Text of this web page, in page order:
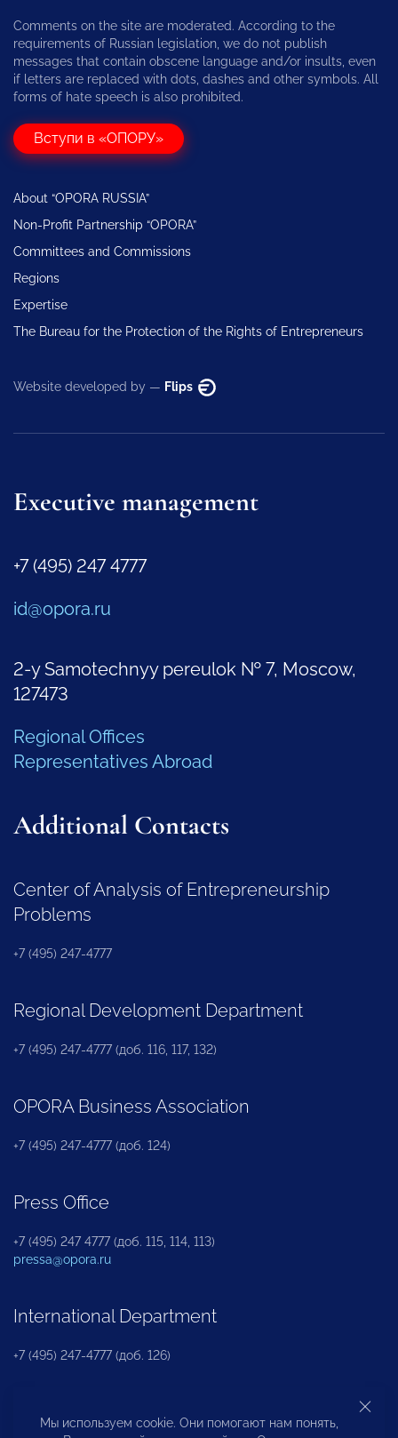
Comments on the site are moderated. According to the
requirements of Russian legislation, we do not publish
messages that contain obscene language and/or insults, even
if letters are replaced with dots, dashes and other symbols. All
forms of hate speech is also prohibited.
Вступи в «ОПОРУ»
About “OPORA RUSSIA”
Non-Profit Partnership “OPORA”
Committees and Commissions
Regions
Expertise
The Bureau for the Protection of the Rights of Entrepreneurs
Website developed by — Flips
Executive management
+7 (495) 247 4777
id@opora.ru
2-y Samotechnyy pereulok № 7, Moscow,
127473
Regional Offices
Representatives Abroad
Additional Contacts
Center of Analysis of Entrepreneurship
Problems
+7 (495) 247-4777
Regional Development Department
+7 (495) 247-4777 (доб. 116, 117, 132)
OPORA Business Association
+7 (495) 247-4777 (доб. 124)
Press Office
+7 (495) 247 4777 (доб. 115, 114, 113)
pressa@opora.ru
International Department
+7 (495) 247-4777 (доб. 126)
Business and Investment Rights Protection
Мы используем cookie. Они помогают нам понять,